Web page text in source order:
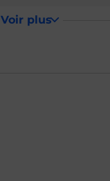
Voir plus